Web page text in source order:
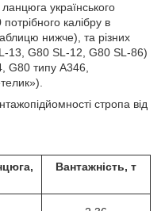
українського
калібру в
нижче), та різних
13, G80 SL-12, G80 SL-86)
G80 типу А346,
стропа від
Вантажність, т